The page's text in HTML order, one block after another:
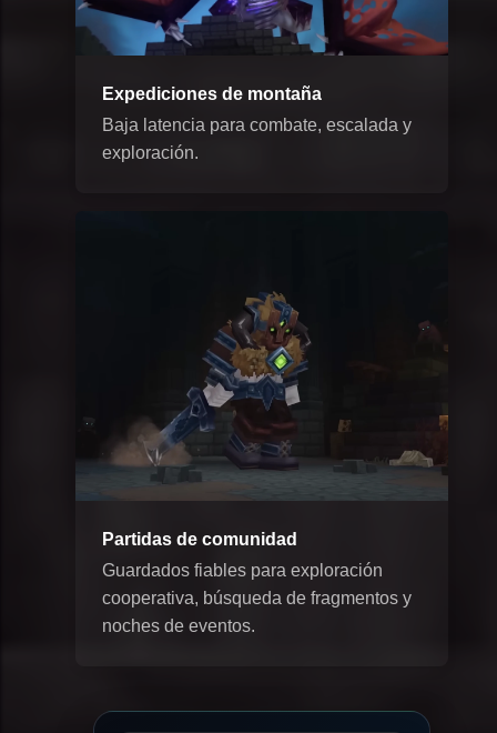
Expediciones de montaña
Baja latencia para combate, escalada y
exploración.
Partidas de comunidad
Guardados fiables para exploración
cooperativa, búsqueda de fragmentos y
noches de eventos.